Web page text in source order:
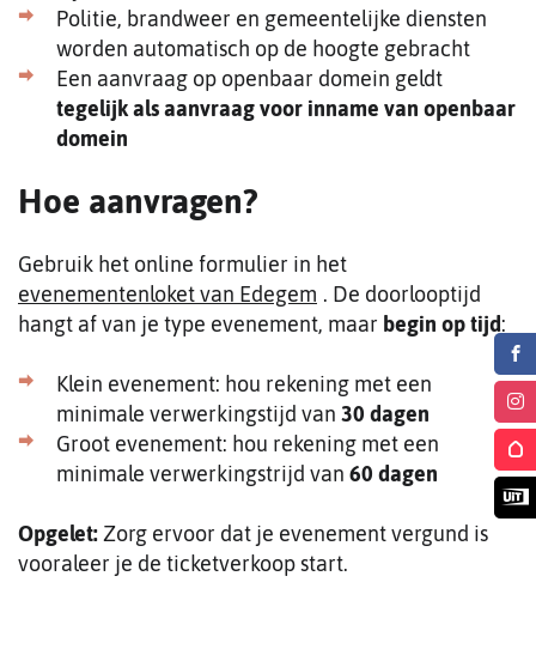
Volg
ons
op
Volg
ons
Volg
Politie, brandweer en gemeentelijke diensten
worden automatisch op de hoogte gebracht
Een aanvraag op openbaar domein geldt
tegelijk als aanvraag voor inname van openbaar
domein
Hoe aanvragen?
Gebruik het online formulier in het
evenementenloket van Edegem . De doorlooptijd
hangt af van je type evenement, maar begin op tijd:
Klein evenement: hou rekening met een
minimale verwerkingstijd van 30 dagen
Groot evenement: hou rekening met een
minimale verwerkingstrijd van 60 dagen
Opgelet:Zorg ervoor dat je evenement vergund is
vooraleer je de ticketverkoop start.